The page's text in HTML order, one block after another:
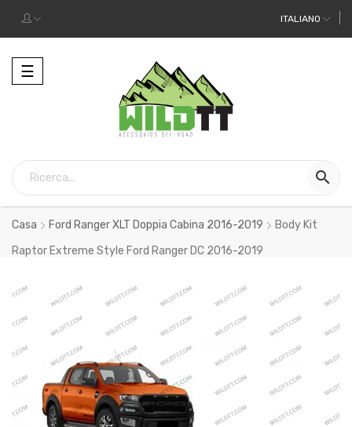
ITALIANO
Toggle
navigation
☰

Casa Ford Ranger XLT Doppia Cabina 2016-2019
Body Kit
Raptor Extreme Style Ford Ranger DC 2016-2019